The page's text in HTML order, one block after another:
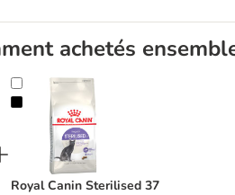
achetés
chatRoyal Canin Sterilised 37 pour chat
Royal Canin Sterilised 37